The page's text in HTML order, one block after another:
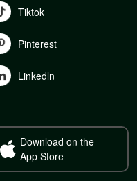
Tiktok
Pinterest
Linkedln
Download on the
App Store